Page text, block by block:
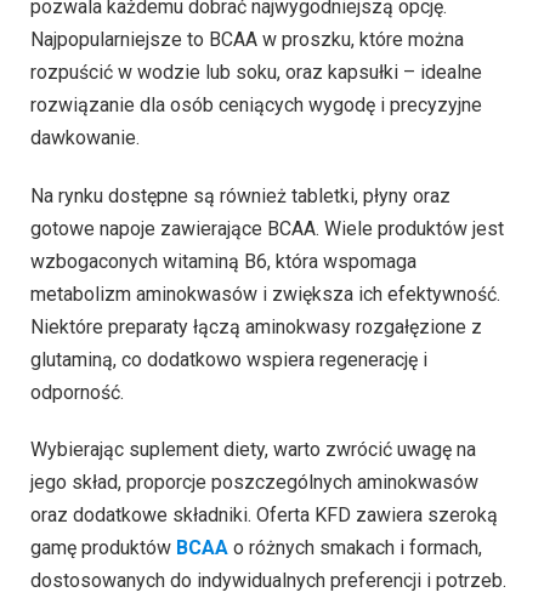
pozwala każdemu dobrać najwygodniejszą opcję.
Najpopularniejsze to BCAA w proszku, które można
rozpuścić w wodzie lub soku, oraz kapsułki – idealne
rozwiązanie dla osób ceniących wygodę i precyzyjne
dawkowanie.
Na rynku dostępne są również tabletki, płyny oraz
gotowe napoje zawierające BCAA. Wiele produktów jest
wzbogaconych witaminą B6, która wspomaga
metabolizm aminokwasów i zwiększa ich efektywność.
Niektóre preparaty łączą aminokwasy rozgałęzione z
glutaminą, co dodatkowo wspiera regenerację i
odporność.
Wybierając suplement diety, warto zwrócić uwagę na
jego skład, proporcje poszczególnych aminokwasów
oraz dodatkowe składniki. Oferta KFD zawiera szeroką
gamę produktów BCAA o różnych smakach i formach,
dostosowanych do indywidualnych preferencji i potrzeb.